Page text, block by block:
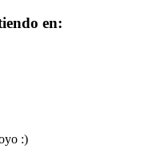
en:
:)